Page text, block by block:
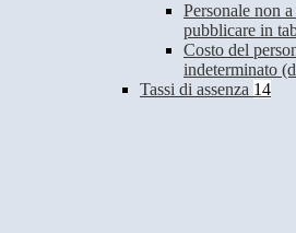
Personale non
pubblicare in
Costo del
indeterminato
Tassi di assenza 14